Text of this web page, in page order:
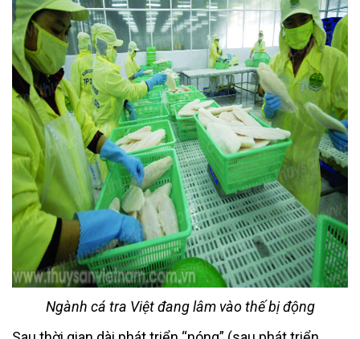
Ngành cá tra Việt đang lâm vào thế bị động